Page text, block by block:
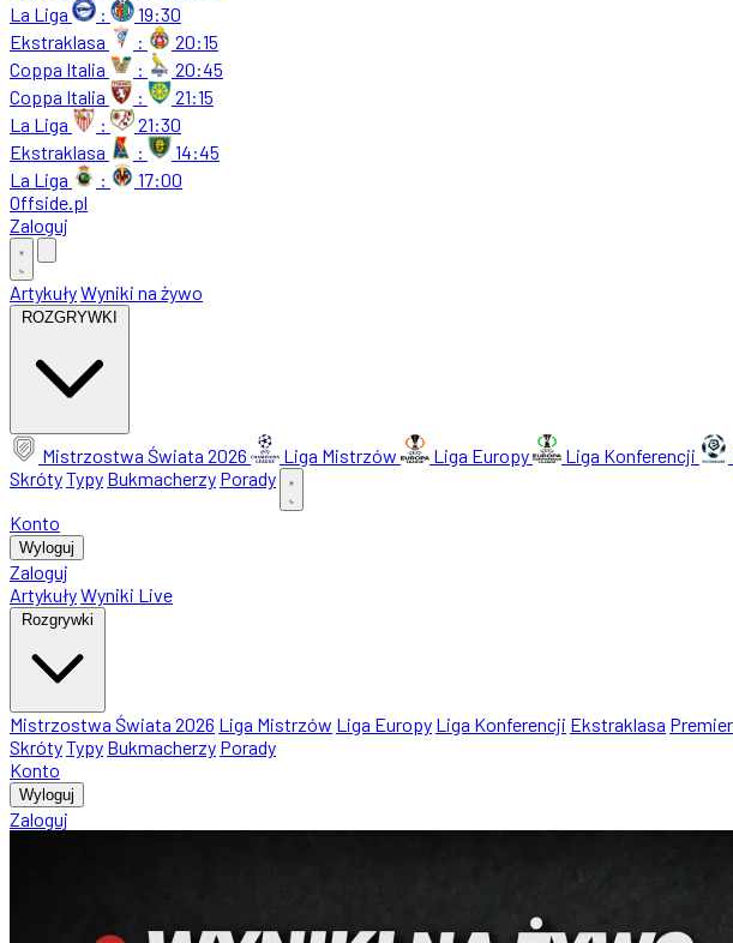
La Liga
:
19:30
Ekstraklasa
:
20:15
Coppa Italia
:
20:45
Coppa Italia
:
21:15
La Liga
:
21:30
Ekstraklasa
:
14:45
La Liga
:
17:00
Offside.pl
Zaloguj
ArtykułyWyniki na żywo
ROZGRYWKI
Mistrzostwa Świata 2026 Liga Mistrzów Liga Europy Liga Konferencji
SkrótyTypy Bukmacherzy Porady
Konto
Wyloguj
Zaloguj
ArtykułyWyniki Live
Rozgrywki
Mistrzostwa Świata 2026 Liga Mistrzów Liga Europy Liga Konferencji Ekstraklasa
SkrótyTypy Bukmacherzy Porady
Konto
Wyloguj
Zaloguj